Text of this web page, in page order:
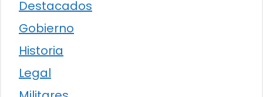
Destacados
Gobierno
Historia
Legal